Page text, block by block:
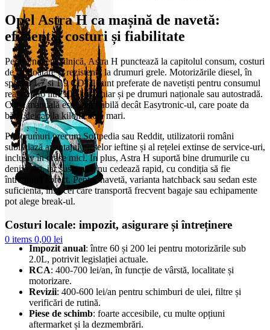
0 items 0,00 lei
Opel Astra H ca mașină de navetă:
eficiență, costuri și fiabilitate
Pentru naveta zilnică, Astra H punctează la capitolul consum, costuri
de exploatare și rezistență la drumuri grele. Motorizările diesel, în
special 1.7 și 1.9 CDTI, sunt preferate de navetiști pentru consumul
real de 5-6 litri/100 km, chiar și pe drumuri naționale sau autostradă.
Cutia manuală este mai fiabilă decât Easytronic-ul, care poate da
bătăi de cap la kilometraje mari.
Pe forumuri precum Softpedia sau Reddit, utilizatorii români
subliniază avantajul pieselor ieftine și al rețelei extinse de service-uri,
inclusiv în orașe mici. În plus, Astra H suportă bine drumurile cu
denivelări, iar suspensia nu cedează rapid, cu condiția să fie
întreținută corect. Pentru navetă, varianta hatchback sau sedan este
suficientă, însă cei care transportă frecvent bagaje sau echipamente
pot alege break-ul.
Costuri locale: impozit, asigurare și întreținere
Impozit anual: între 60 și 200 lei pentru motorizările sub
2.0L, potrivit legislației actuale.
RCA: 400-700 lei/an, în funcție de vârstă, localitate și
motorizare.
Revizii: 400-600 lei/an pentru schimburi de ulei, filtre și
verificări de rutină.
Piese de schimb: foarte accesibile, cu multe opțiuni
aftermarket și la dezmembrări.